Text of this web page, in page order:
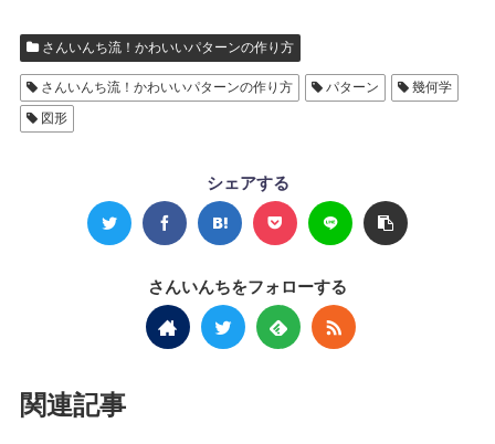
さんいんち流！かわいいパターンの作り方
さんいんち流！かわいいパターンの作り方 パターン
幾何学
図形
シェアする
さんいんちをフォローする
関連記事